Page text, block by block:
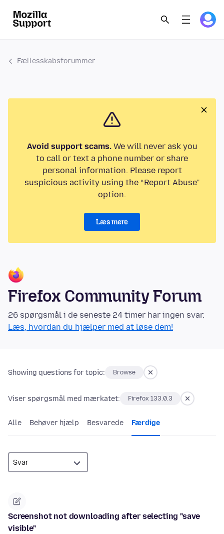
Fællesskabsforummer
Avoid support scams.We will never ask you
to call or text a phone number or share
personal information. Please report
suspicious activity using the “Report Abuse”
option.
Læs mere
Firefox Community Forum
26 spørgsmål i de seneste 24 timer har ingen svar.
Læs, hvordan du hjælper med at løse dem!
Showing questions for topic: Browse
Viser spørgsmål med mærkatet: Firefox 133.0.3
Alle Behøver hjælp Besvarede Færdige
Screenshot not downloading after selecting "save
visible"